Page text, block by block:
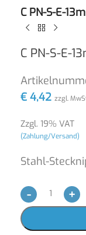
C PN-S-E-
C PN-S-E-
€ 4,42 zzgl.
Zzgl. 19% VAT
(Zahlung/Versand)
Stahl-
- +